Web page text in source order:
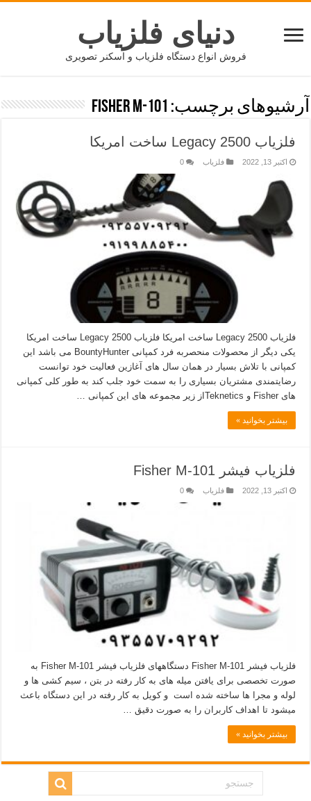
دنیای فلزیاب
فروش انواع دستگاه فلزیاب و اسکنر تصویری
آرشیوهای برچسب: Fisher M-101
فلزیاب Legacy 2500 ساخت امریکا
اکتبر 13, 2022 فلزیاب 0
فلزیاب Legacy 2500 ساخت امریکا فلزیاب Legacy 2500 ساخت امریکا
یکی دیگر از محصولات منحصربه فرد کمپانی BountyHunter می باشد این
کمپانی با تلاش بسیار در همان سال های آغازین فعالیت خود توانست
رضایتمندی مشتریان بسیاری را به سمت خود جلب کند به طور کلی کمپانی
های Fisher و Tekneticsاز زیر مجموعه های این کمپانی …
بیشتر بخوانید »
فلزیاب فیشر Fisher M-101
اکتبر 13, 2022 فلزیاب 0
فلزیاب فیشر Fisher M-101 دستگاههای فلزیاب فیشر Fisher M-101 به
صورت تخصصی برای یافتن میله های به کار رفته در بتن ، سیم کشی ها و
لوله و مجرا ها ساخته شده است و کویل به کار رفته در این دستگاه باعث
میشود تا اهداف کاربران را به صورت دقیق …
بیشتر بخوانید »